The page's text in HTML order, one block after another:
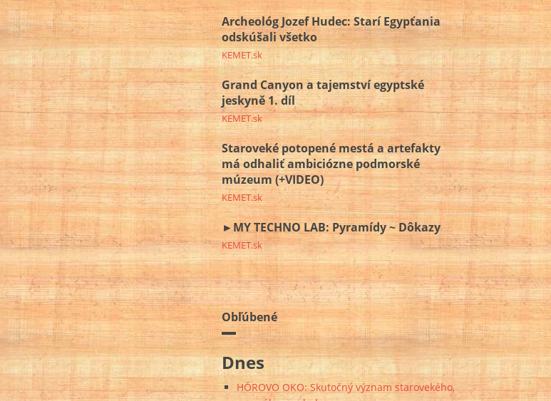
Archeológ Jozef Hudec: Starí Egypťania
odskúšali všetko
KEMET.sk
Grand Canyon a tajemství egyptské
jeskyně 1. díl
KEMET.sk
Staroveké potopené mestá a artefakty
má odhaliť ambiciózne podmorské
múzeum (+VIDEO)
KEMET.sk
►MY TECHNO LAB: Pyramídy ~ Dôkazy
KEMET.sk
Obľúbené
Dnes
HÓROVO OKO: Skutočný význam starovekého,